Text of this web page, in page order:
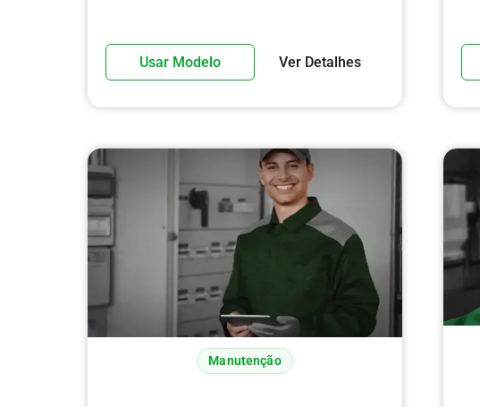
Usar Modelo Ver Detalhes
Manutenção